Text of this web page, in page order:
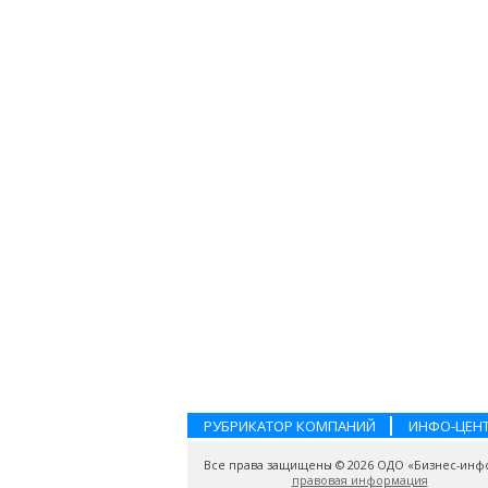
РУБРИКАТОР КОМПАНИЙ ИНФО-
Все права защищены © 2026 ОДО «Бизнес-
правовая информация